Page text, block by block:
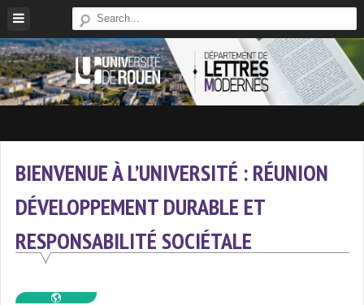
content
BIENVENUE À L’UNIVERSITÉ : RÉUNION
DÉVELOPPEMENT DURABLE ET
RESPONSABILITÉ SOCIÉTALE